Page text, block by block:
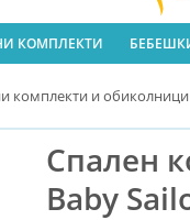
КОМПЛЕКТИ
комплекти и обиколници
Спален
Baby